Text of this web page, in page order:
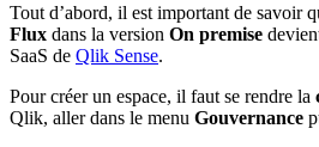
Tout d’abord, il est important de savoir
Flux dans la version On premise
SaaS de Qlik Sense.
Pour créer un espace, il faut se rendre la
Qlik, aller dans le menu Gouvernance